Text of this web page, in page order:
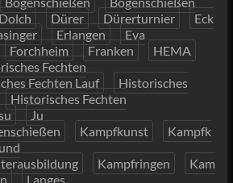
Dolch Dürer Dürerturnier
Eck
Erlangen
Eva
Forchheim Franken
HEMA
Fechten
Fechten Lauf
Historisches
Historisches Fechten
Ju
Kampfkunst
Kampfk
Kampfringen
Kam
Langes